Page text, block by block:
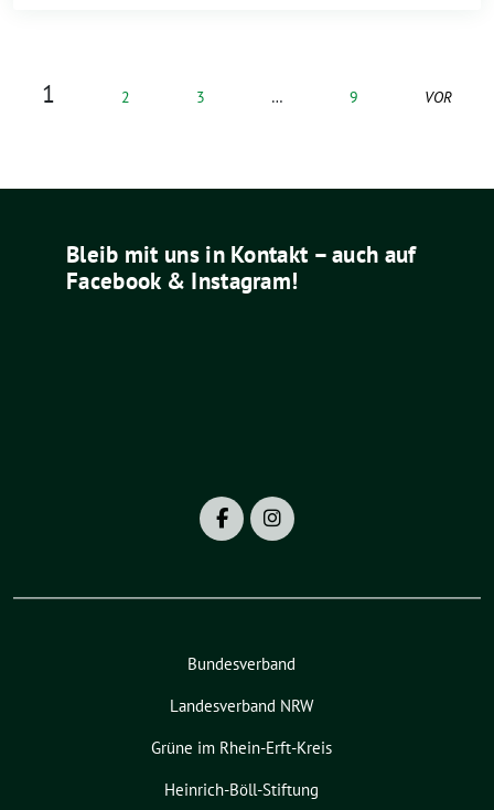
1 2 3 … 9 VOR
Bleib mit uns in Kontakt – auch auf
Facebook & Instagram!
Bundesverband
Landesverband NRW
Grüne im Rhein-Erft-Kreis
Heinrich-Böll-Stiftung